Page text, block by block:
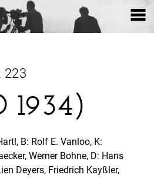
223
1934)
B: Rolf E. Vanloo, K:
Werner Bohne, D: Hans
Deyers, Friedrich Kayßler,